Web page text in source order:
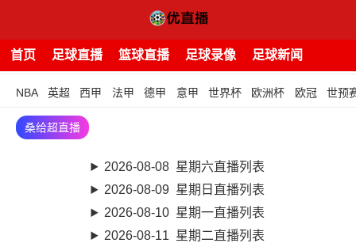
首页 足球直播 篮球直播 足球录像 足球新闻
NBA 英超 西甲 法甲 德甲 意甲 世界杯 欧洲杯 欧冠 世预
桑给超直播
2026-08-08 星期六直播列表
2026-08-09 星期日直播列表
2026-08-10 星期一直播列表
2026-08-11 星期二直播列表